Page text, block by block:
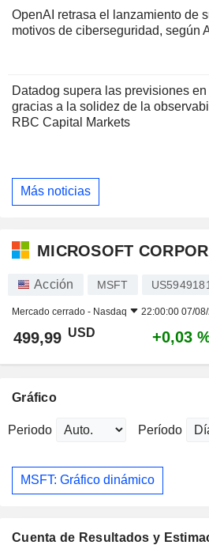
OpenAI retrasa el lanzamiento de
motivos de ciberseguridad, según
Datadog supera las previsiones
gracias a la solidez de la
RBC Capital Markets
Más noticias
MICROSOFT
Acción MSFT
Mercado cerrado - Nasdaq 22:00:00 07/
499,99 USD +0,03
Gráfico
Periodo Período
MSFT: Gráfico dinámico
Cuenta de Resultados y